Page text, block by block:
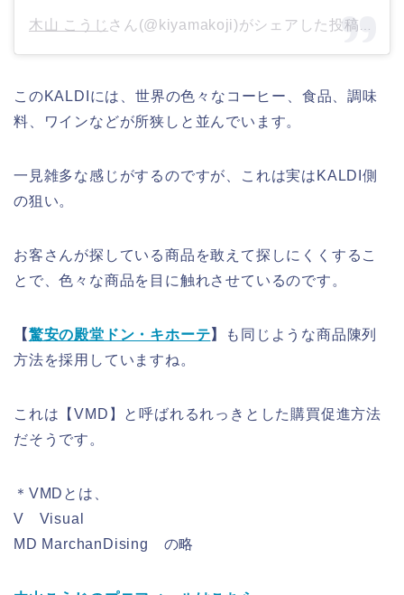
木山 こうじ さん(@kiyamakoji)がシェアした投稿 –
このKALDIには、世界の色々なコーヒー、食品、調味
料、ワインなどが所狭しと並んでいます。
一見雑多な感じがするのですが、これは実はKALDI側
の狙い。
お客さんが探している商品を敢えて探しにくくするこ
とで、色々な商品を目に触れさせているのです。
【驚安の殿堂ドン・キホーテ】
も同じような商品陳列
方法を採用していますね。
これは【VMD】と呼ばれるれっきとした購買促進方法
だそうです。
＊VMDとは、
V Visual
MD MarchanDising の略